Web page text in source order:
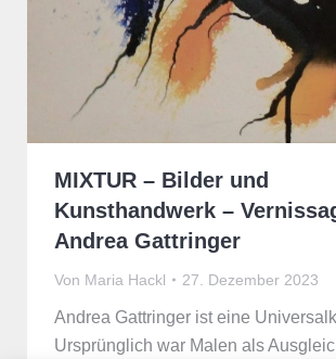
MIXTUR – Bilder und
Kunsthandwerk –
Andrea Gattringer
Von Maria Hackl 27. Dezember 2023
Andrea Gattringer ist eine
Ursprünglich war Malen als